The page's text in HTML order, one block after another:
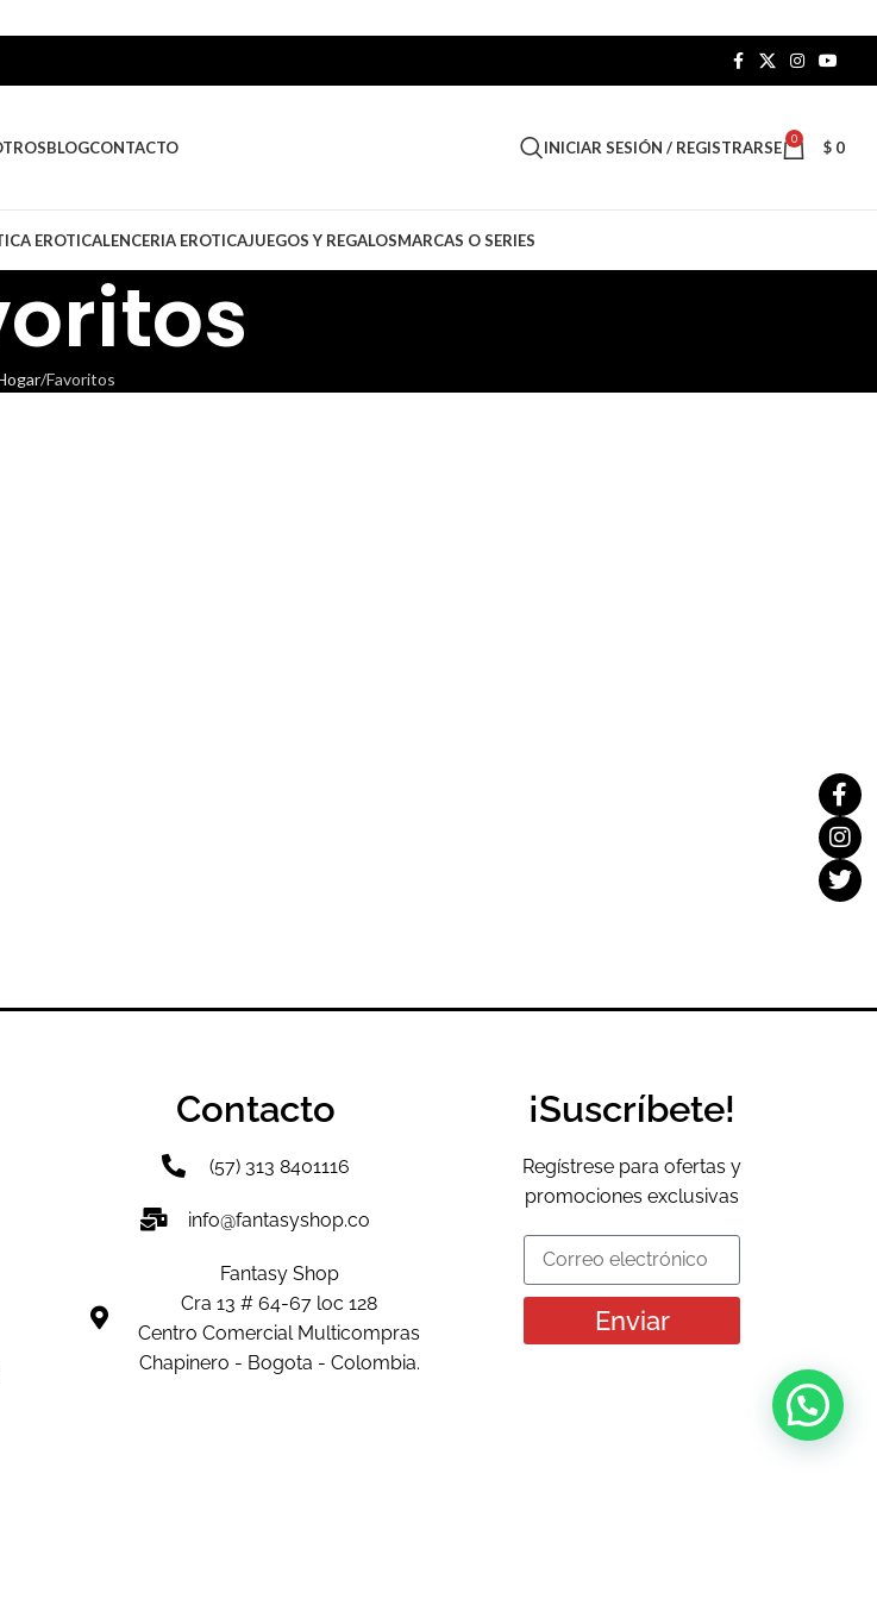
BLOGCONTACTO INICIAR SESIÓN / REGISTRARSE 0 $ 0
EROTICALENCERIA EROTICAJUEGOS Y REGALOSMARCAS O SERIES
Favoritos
Contacto
(57) 313 8401116
info@fantasyshop.co
Fantasy Shop
Cra 13 # 64-67 loc 128
Centro Comercial Multicompras
Chapinero - Bogota - Colombia.
¡Suscríbete!
Regístrese para ofertas y
promociones exclusivas
Enviar